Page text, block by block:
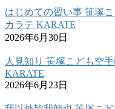
はじめての習い事 笹塚
カラテ KARATE
2026年6月30日
人見知り 笹塚こども空
KARATE
2026年6月23日